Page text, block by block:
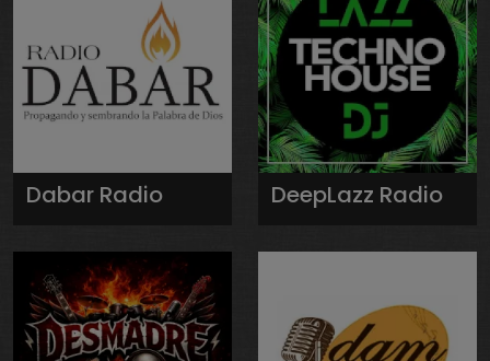
Dabar Radio DeepLazz Radio